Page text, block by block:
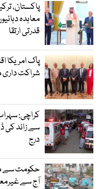
پاکستان،
معاہدہ
قدرتی ارتقا
پاک امریکا
شراکت داری
درج
حکومت سے
آج سے